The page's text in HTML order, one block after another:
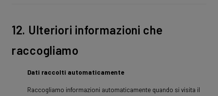
12. Ulteriori informazioni che
raccogliamo
Dati raccolti automaticamente
Raccogliamo informazioni automaticamente quando si visita il